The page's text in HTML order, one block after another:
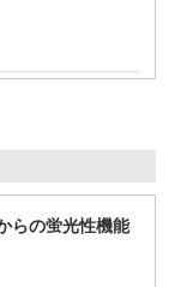
らの蛍光性機能